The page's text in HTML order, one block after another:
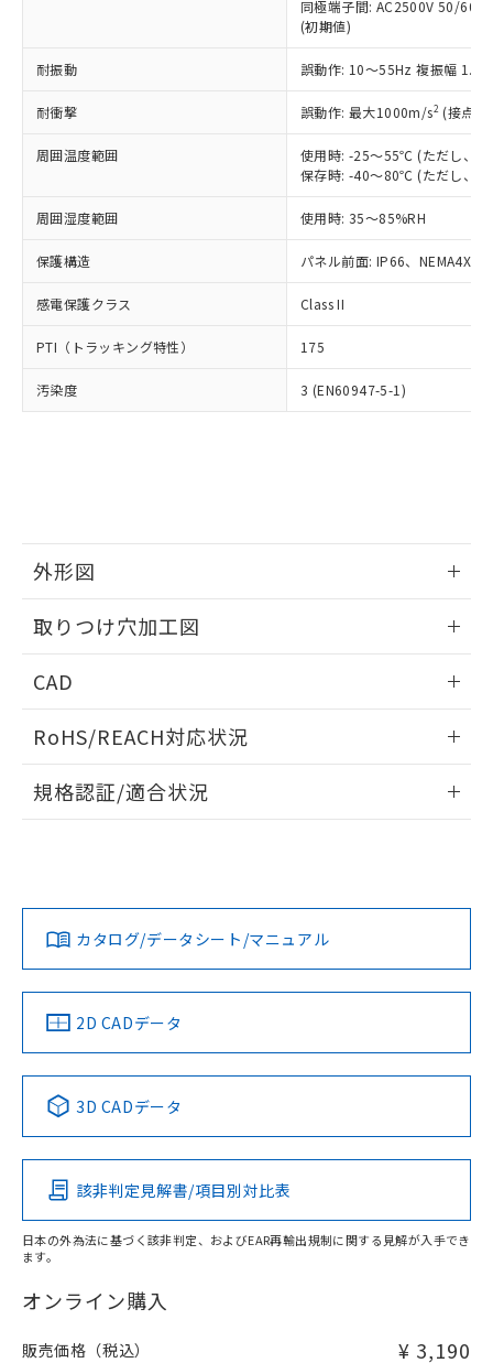
同極端子間: AC2500V 50/
(初期値)
耐振動 誤動作: 10～55Hz 複振幅
耐衝撃 誤動作: 最大1000m/s2 (接点
周囲温度範囲
使用時: -25～55℃ (ただし、氷
保存時: -40～80℃ (ただし、氷
周囲湿度範囲 使用時: 35～85%RH
保護構造 パネル前面: IP66、NEMA4X,
感電保護クラス Class II
PTI（トラッキング特性） 175
汚染度 3 (EN60947-5-1)
外形図
取りつけ穴加工図
CAD
ドすることができます。
ログイン/会員登録
ダウンロードデータをご利用いただく前に、以下を必ずお読
みください。
ソフトウェアの使用条件
RoHS/REACH対応状況
EU RoHS 注意事項・凡例
対応済み
中国 RoHS 注意事項・凡例
Pb Hg Cd Cr(VI)
O
在庫等で未対応品が混在する可能性があります。
問い合わせください。
規格認証/適合状況
カタログ/データシート/マニュアル
2D CADデータ
3D CADデータ
該非判定見解書/項目別対比表
日本の外為法に基づく該非判定、およびEAR再輸出規制に関する見解が入手でき
ます。
オンライン購入
販売価格（税込） ¥ 3,190
正式な納期状況および標準価格はお客
様のお取引先、またはお客様担当のオ
ムロン制御機器販売店・当社販売員に
オムロン制御機器販売店や当社販売拠
販売ネットワーク
」をご確認
在庫状況および標準価格結果を当社の
事前の承諾なく第三者に漏洩または開
マイパーツ機能（部品リスト作成サー
ビス）をご利用いただくには、I-Web
メンバーズにご登録されている必要が
あります。
お客様が当ウェブサイト上で当社にご
登録された部品リストについて、当社
および当社の共同利用者が、当社の製
用者の範囲」に記載されている法人を
(PBDE) 1000ppm以下、フタル酸ビス(2-エチルヘキシ
ル) (DEHP)(別名：DOP) 1000ppm以下、フタル酸ブチ
ルベンジル（BBP） 1000ppm以下、フタル酸ジブチル
（DBP） 1000ppm以下、フタル酸ジイソブチル
但し、RoHS指令で産業用監視および制御機器に対する
フタル酸エステル類の４物質については閾値を超える意
図的な使用がないことを確認しています。
※2 対応予定月
部品在庫の切り替え状況などにより、予定
月が前後することがあります。
※3 非含有証明書ダウンロード
※本証明書は発行日時点で非含有を証明す
るもので、過去に遡って非含有を証明する
ものではありません。
物質の対応では、対応完了までの期間は出
荷製品に未対応品が混在することから備考
していることから、特段のことがない限
り、2022年1月12日より割愛しておりま
す。
Cr(Ⅵ)(六価クロム) : 1000ppm、 PBBs(ポリ臭化ビフェ
ニル類) : 1000ppm、 PBDEs(ポリ臭化ジフェニルエーテ
イソブチル) : 1000ppm、 BBP(フタル酸ブチルベンジ
DEHP(フタル酸ビス(2-エチルヘキシル)) : 1000ppm
※2 環境保護使用期限
「ｅ」：有害物質（10物質）のすべてが基
準値以下であることを示します。
「10」：通常の使用状況下において有害物
質が外部に漏えいし、環境に深刻な影響を
及ぼさない年数を意味します。
「－」：未確認です。当社販売部門へお問
い合わせください。
当社は規制貨物を破棄する場合は、完
いよう必要な手段を講じます。
当社は貴社製品を、核兵器、ミサイ
ル、化学兵器、生物兵器またはその他
武器並びにこれらの製造装置等に一切
当社は、貴社製品を第三者に販売する
場合は、上記1、2および3の内容を当
該第三者に通知します。また当社は、
販売先および販売に係わる関係者が違
法に輸出するおそれがある場合は、取
り引きをいたしません。
一定数以上の在庫あり
一定数には満たないが在庫あり
在庫なし(最新の在庫状況につ
いては、お客様のお取引先、ま
たはお客様担当のオムロン制御
機器販売店・当社販売員にご確
白
受注生産機種、また在庫状況の
情報を公開していない機種